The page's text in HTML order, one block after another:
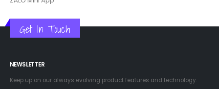
Get In Touch
NEWSLETTER
Keep up on our always evolving product features and technology.